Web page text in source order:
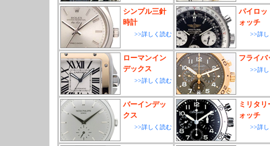
シンプル三針
時計
>>詳しく読む
パイロッ
ォッチ
>>詳
ローマンイン
デックス
>>詳しく読む
フライバ
>>詳
バーインデッ
クス
>>詳しく読む
ミリタリ
ォッチ
>>詳